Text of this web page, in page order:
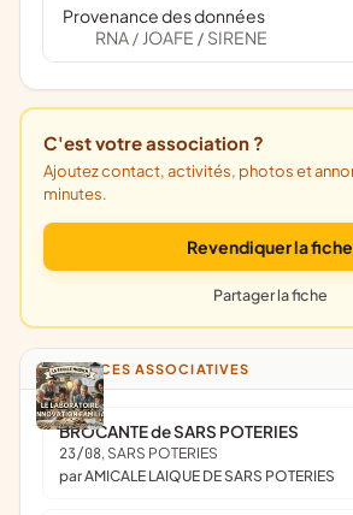
Provenance des données
RNA / JOAFE / SIRENE
C'est votre association ?
Ajoutez contact, activités, photos et annonces. Gratuit, en 5
minutes.
Revendiquer la fiche
Partager la fiche
ANNONCES ASSOCIATIVES
BROCANTE de SARS POTERIES
23/08, SARS POTERIES
par AMICALE LAIQUE DE SARS POTERIES